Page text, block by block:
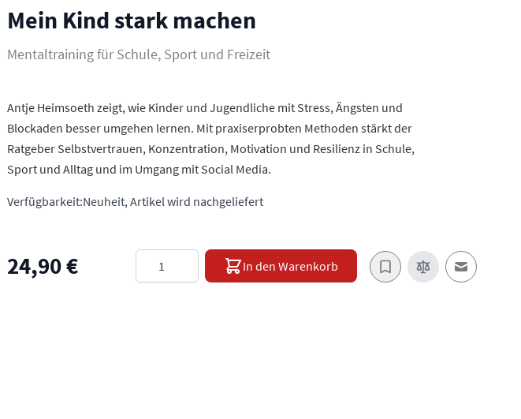
Mein Kind stark machen
Mentaltraining für Schule, Sport und Freizeit
Antje Heimsoeth zeigt, wie Kinder und Jugendliche mit Stress, Ängsten und
Blockaden besser umgehen lernen. Mit praxiserprobten Methoden stärkt der
Ratgeber Selbstvertrauen, Konzentration, Motivation und Resilienz in Schule,
Sport und Alltag und im Umgang mit Social Media.
Verfügbarkeit:Neuheit, Artikel wird nachgeliefert
24,90 € Menge In den Warenkorb
E-Mail an